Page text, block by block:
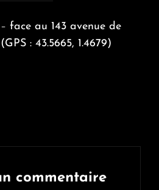
face au 143 avenue de
: 43.5665, 1.4679)
commentaire